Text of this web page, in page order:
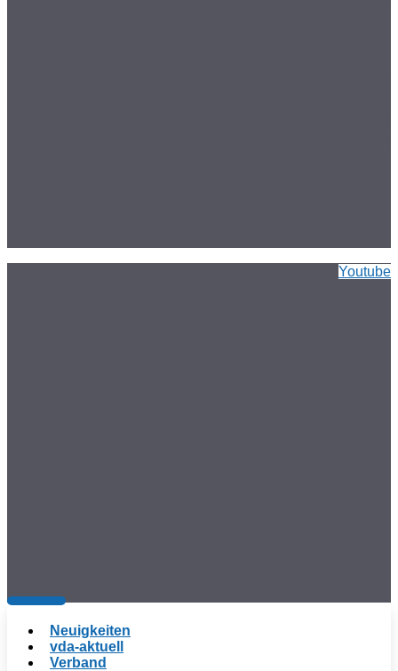
Youtube
Neuigkeiten
vda-aktuell
Verband